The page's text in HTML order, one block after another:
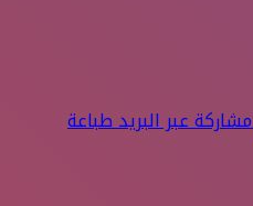
مشاركة عبر البريدطباعة